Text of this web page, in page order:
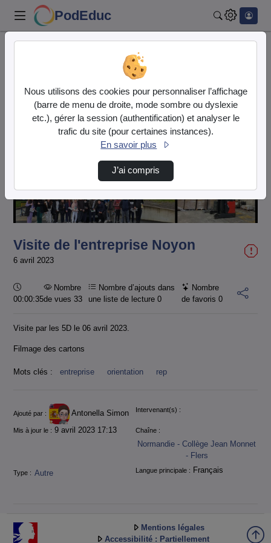
PodEduc
Visite de l'entreprise Noyon
Lire
la
vidéo
Visite de l'entreprise Noyon
6 avril 2023
Durée :
00:00:35
Nombre
de vues 33
Nombre d’ajouts dans
une liste de lecture0
Nombre
de favoris 0
Visite par les 5D le 06 avril 2023.
Filmage des cartons
Mots clés : entreprise orientation rep
Informations
Ajouté par : Antonella Simon Intervenant(s) :
Mis à jour le : 9 avril 2023 17:13 Chaîne :
Normandie - Collège Jean Monnet
- Flers
Type : Autre Langue principale : Français
Mentions légales
Accessibilité : Partiellement
Nous utilisons des cookies pour personnaliser l’affichage
(barre de menu de droite, mode sombre ou dyslexie
etc.), gérer la session (authentification) et analyser le
trafic du site (pour certaines instances).
En savoir plus
J’ai compris